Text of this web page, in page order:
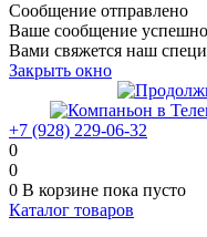
Сообщение отправлено
Ваше сообщение
Вами свяжется наш
Закрыть окно
+7 (928) 229-06-32
0
0
0 В корзине пока пусто
Каталог товаров